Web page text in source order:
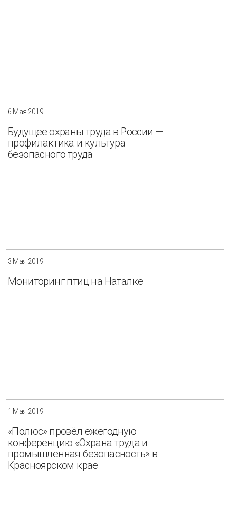
6 Мая 2019
Будущее охраны труда в России —
профилактика и культура
безопасного труда
3 Мая 2019
Мониторинг птиц на Наталке
1 Мая 2019
«Полюс» провёл ежегодную
конференцию «Охрана труда и
промышленная безопасность» в
Красноярском крае